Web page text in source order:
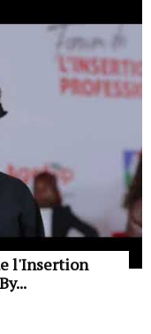
l'Insertion